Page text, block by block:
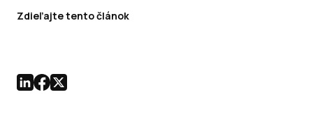
Zdieľajte tento článok